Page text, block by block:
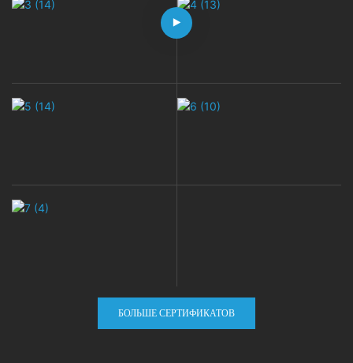
БОЛЬШЕ СЕРТИФИКАТОВ